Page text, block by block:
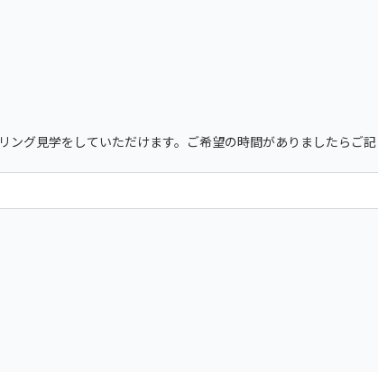
グ見学をしていただけます。ご希望の時間がありましたらご記